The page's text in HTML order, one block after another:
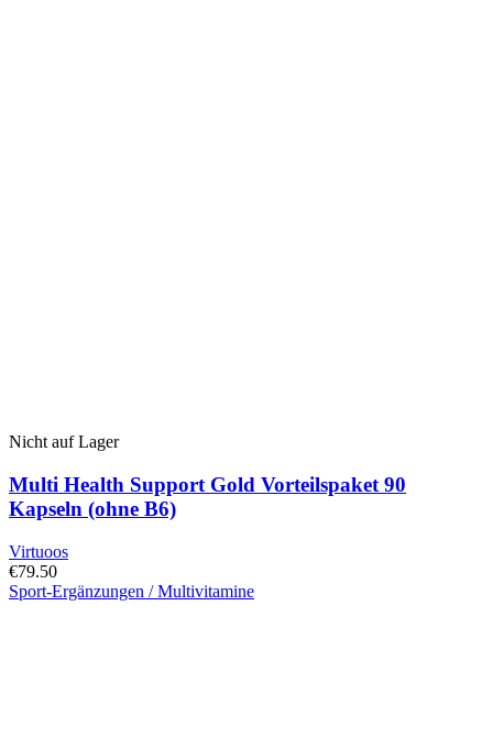
Nicht auf Lager
Multi Health Support Gold Vorteilspaket 90
Kapseln (ohne B6)
Virtuoos
€79.50
Sport-Ergänzungen / Multivitamine